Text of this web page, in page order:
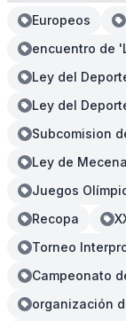
Europeos
encuentro de
Ley del
Ley del
Subcomision
Ley de
Juegos
Recopa
Torneo
Campeonato
organización